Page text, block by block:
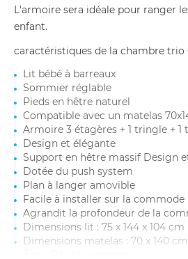
L'armoire sera idéale pour ranger
enfant.
caractéristiques de la chambre trio
Lit bébé à barreaux
Sommier réglable
Pieds en hêtre naturel
Compatible avec un matelas
Armoire 3 étagères + 1 tringle + 1
Design et élégante
Support en hêtre massif Design
Dotée du push system
Plan à langer amovible
Facile à installer sur la commode
Agrandit la profondeur de la
Dimensions lit : 75 x 144 x 104 cm
Dimensions matelas : 70 x 140 cm